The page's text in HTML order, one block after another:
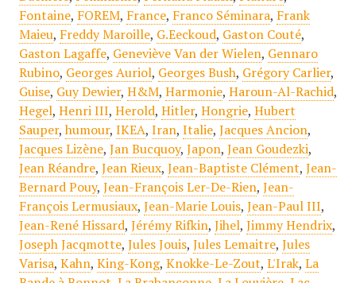
Fontaine, FOREM, France, Franco Séminara, Frank
Maieu, Freddy Maroille, G.Eeckoud, Gaston Couté,
Gaston Lagaffe, Geneviève Van der Wielen, Gennaro
Rubino, Georges Auriol, Georges Bush, Grégory Carlier,
Guise, Guy Dewier, H&M, Harmonie, Haroun-Al-Rachid,
Hegel, Henri III, Herold, Hitler, Hongrie, Hubert
Sauper,humour, IKEA, Iran, Italie, Jacques Ancion,
Jacques Lizène, Jan Bucquoy, Japon, Jean Goudezki,
Jean Réandre, Jean Rieux, Jean-Baptiste Clément, Jean-
Bernard Pouy, Jean-François Ler-De-Rien, Jean-
François Lermusiaux, Jean-Marie Louis, Jean-Paul III,
Jean-René Hissard, Jérémy Rifkin, Jihel, Jimmy Hendrix,
Joseph Jacqmotte, Jules Jouis, Jules Lemaitre, Jules
Varisa, Kahn, King-Kong, Knokke-Le-Zout, L'Irak, La